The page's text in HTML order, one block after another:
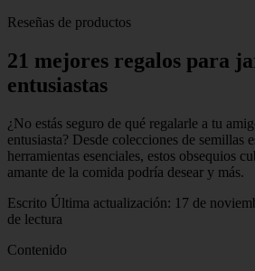
Reseñas de productos
21 mejores regalos para
entusiastas
¿No estás seguro de qué regalarle a tu
entusiasta? Desde colecciones de semillas
herramientas esenciales, estos obsequios
amante de la comida podría desear y más.
Escrito Última actualización: 17 de
de lectura
Contenido